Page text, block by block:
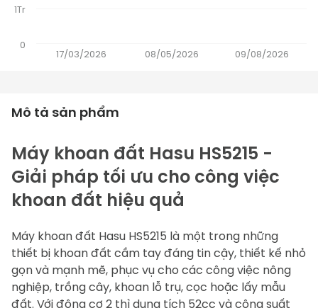
0
1Tr
17/03/2026 08/05/2026 09/08/2026
Mô tả sản phẩm
Máy khoan đất Hasu HS5215 -
Giải pháp tối ưu cho công việc
khoan đất hiệu quả
Máy khoan đất Hasu HS5215 là một trong những
thiết bị khoan đất cầm tay đáng tin cậy, thiết kế nhỏ
gọn và mạnh mẽ, phục vụ cho các công việc nông
nghiệp, trồng cây, khoan lỗ trụ, cọc hoặc lấy mẫu
đất. Với động cơ 2 thì dung tích 52cc và công suất